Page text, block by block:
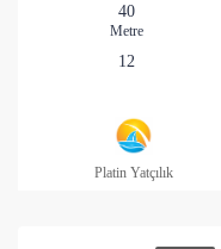
40
Metre
12
Platin Yatçılık